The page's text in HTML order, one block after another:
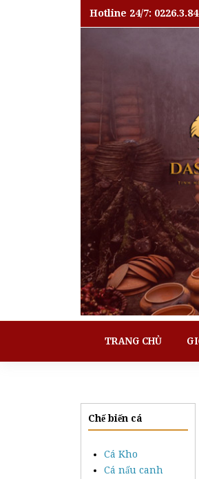
Hotline 24/7:
TRANG CHỦ
Chế biến cá
Cá Kho
Cá nấu canh